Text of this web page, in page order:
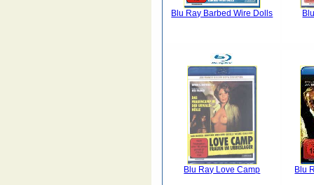
Blu Ray Barbed Wire Dolls
Blu Ray Love Camp Blu